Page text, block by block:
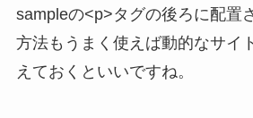
sampleの<p>タグの後ろに配置
方法もうまく使えば動的なサイ
えておくといいですね。